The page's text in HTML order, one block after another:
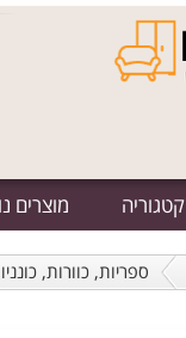
קטגוריה מוצרים
ספריות, כוורות,